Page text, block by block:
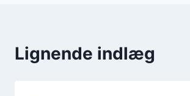
Lignende indlæg